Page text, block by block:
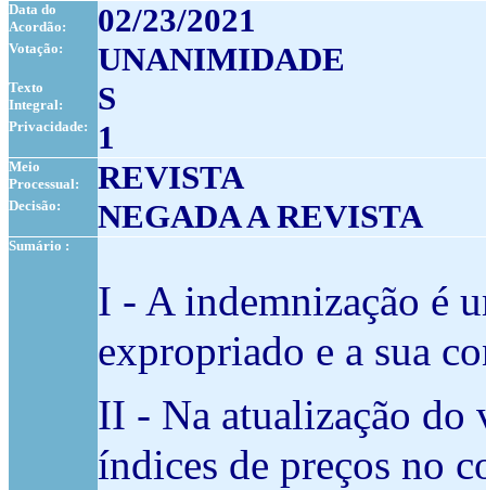
Data do
Acordão:
02/23/2021
Votação: UNANIMIDADE
Texto
Integral:
S
Privacidade: 1
Meio
Processual:
REVISTA
Decisão: NEGADA A REVISTA
Sumário :
I - A indemnização é
expropriado e a sua
II - Na atualização do
índices de preços no